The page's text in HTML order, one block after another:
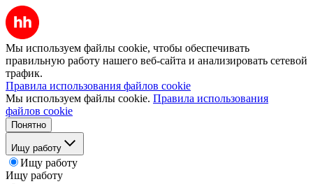
Мы используем файлы cookie, чтобы обеспечивать
правильную работу нашего веб-сайта и анализировать сетевой
трафик.
Правила использования файлов cookie
Мы используем файлы cookie. Правила использования
файлов cookie
Понятно
Ищу работу
Ищу работу
Ищу работу